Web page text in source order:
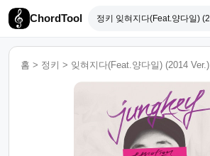
ChordTool
홈 > 정키 > 잊혀지다(Feat.양다일) (2014 Ver.)